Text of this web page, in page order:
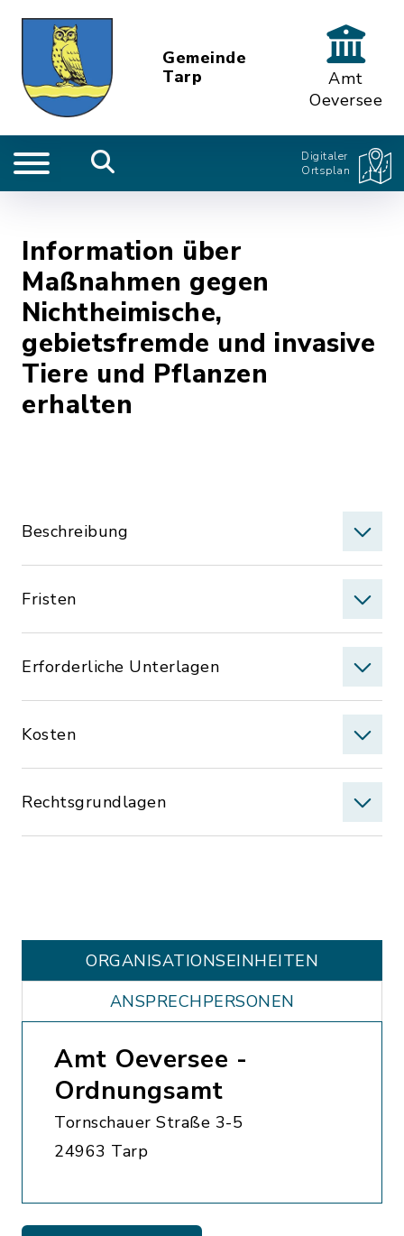
Gemeinde
Tarp
Amt
Oeversee
Digitaler
Ortsplan
Information über
Maßnahmen gegen
Nichtheimische,
gebietsfremde und invasive
Tiere und Pflanzen
erhalten
Beschreibung
Fristen
Erforderliche Unterlagen
Kosten
Rechtsgrundlagen
ORGANISATIONS­EINHEITEN
ANSPRECHPERSONEN
Amt Oeversee -
Ordnungsamt
Tornschauer Straße 3-5
24963 Tarp